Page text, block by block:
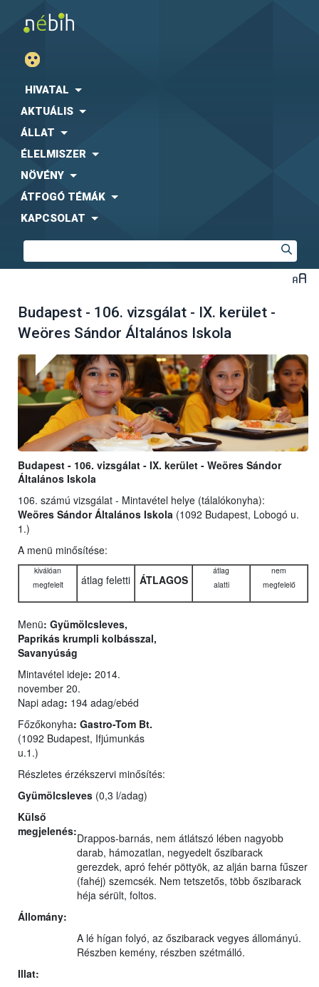
HIVATAL
AKTUÁLIS
ÁLLAT
ÉLELMISZER
NÖVÉNY
ÁTFOGÓ TÉMÁK
KAPCSOLAT
Budapest - 106. vizsgálat - IX. kerület -
Weöres Sándor Általános Iskola
Budapest - 106. vizsgálat - IX. kerület - Weöres Sándor
Általános Iskola
106. számú vizsgálat - Mintavétel helye (tálalókonyha):
Weöres Sándor Általános Iskola (1092 Budapest, Lobogó u.
1.)
A menü minősítése:
kiválóan
megfelelt
átlag feletti ÁTLAGOS
átlag
alatti
nem
megfelelő
Menü: Gyümölcsleves,
Paprikás krumpli kolbásszal,
Savanyúság
Mintavétel ideje: 2014.
november 20.
Napi adag: 194 adag/ebéd
Főzőkonyha: Gastro-Tom Bt.
(1092 Budapest, Ifjúmunkás
u.1.)
Részletes érzékszervi minősítés:
Gyümölcsleves (0,3 l/adag)
Külső
megjelenés:Drappos-barnás, nem átlátszó lében nagyobb
darab, hámozatlan, negyedelt őszibarack
gerezdek, apró fehér pöttyök, az alján barna fűszer
(fahéj) szemcsék. Nem tetszetős, több őszibarack
héja sérült, foltos.
Állomány:
A lé hígan folyó, az őszibarack vegyes állományú.
Részben kemény, részben szétmálló.
Illat: